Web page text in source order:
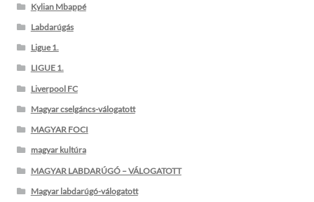
Kylian Mbappé
Labdarúgás
Ligue 1.
LIGUE 1.
Liverpool FC
Magyar cselgáncs-válogatott
MAGYAR FOCI
magyar kultúra
MAGYAR LABDARÚGÓ – VÁLOGATOTT
Magyar labdarúgó-válogatott